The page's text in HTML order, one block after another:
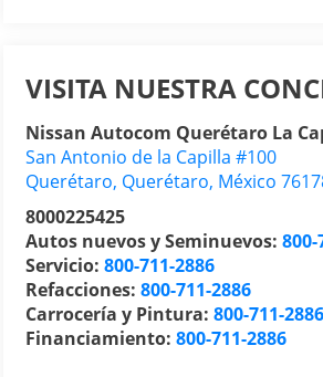
VISITA NUESTRA
Nissan Autocom Querétaro La
San Antonio de la Capilla #100
Querétaro, Querétaro, México
8000225425
Autos nuevos y Seminuevos:800-
Servicio:800-711-2886
Refacciones:800-711-2886
Carrocería y Pintura:800-711-2886
Financiamiento:800-711-2886